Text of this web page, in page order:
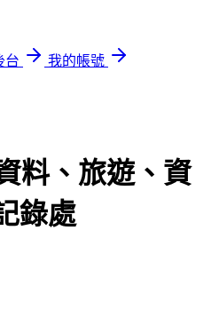
台
我的帳號
料、旅遊、資
錄處